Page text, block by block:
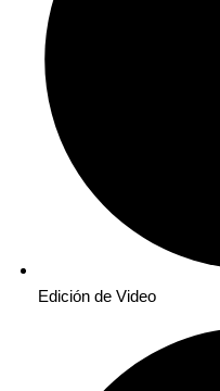
Edición de Video